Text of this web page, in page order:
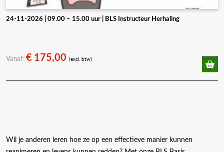
24-11-2026 | 09.00 – 15.00 uur | BLS Instructeur Herhaling
Vanaf: € 175,00 (excl. btw)
Wil je anderen leren hoe ze op een effectieve manier kunnen